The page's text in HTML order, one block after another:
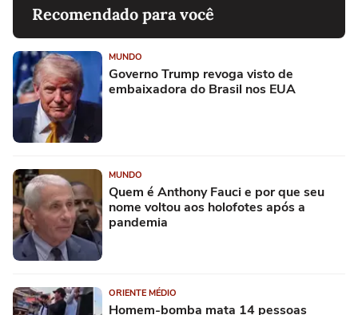
Recomendado para você
MUNDO
Governo Trump revoga visto de
embaixadora do Brasil nos EUA
MUNDO
Quem é Anthony Fauci e por que seu
nome voltou aos holofotes após a
pandemia
ORIENTE MÉDIO
Homem-bomba mata 14 pessoas